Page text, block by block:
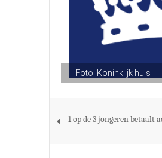
Foto: Koninklijk huis
1 op de 3 jongeren betaalt